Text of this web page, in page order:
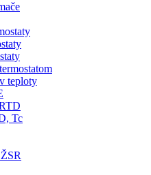
teploty
Tc